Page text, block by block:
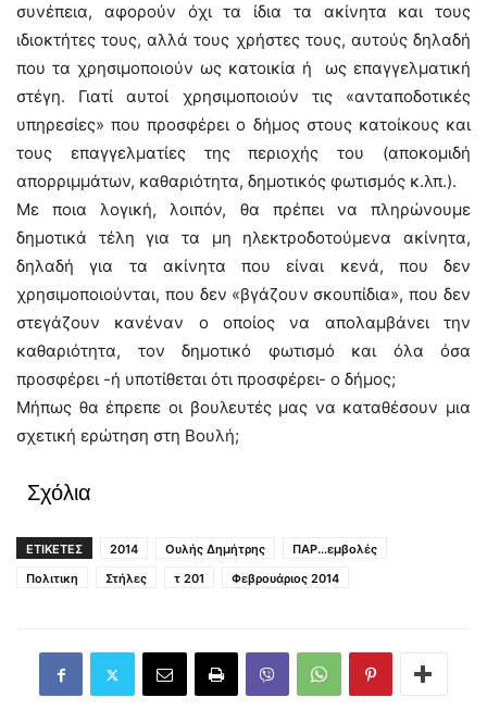
συνέπεια, αφορούν όχι τα ίδια τα ακίνητα και τους
ιδιοκτήτες τους, αλλά τους χρήστες τους, αυτούς δηλαδή
που τα χρησιμοποιούν ως κατοικία ή ως επαγγελματική
στέγη. Γιατί αυτοί χρησιμοποιούν τις «ανταποδοτικές
υπηρεσίες» που προσφέρει ο δήμος στους κατοίκους και
τους επαγγελματίες της περιοχής του (αποκομιδή
απορριμμάτων, καθαριότητα, δημοτικός φωτισμός κ.λπ.).
Με ποια λογική, λοιπόν, θα πρέπει να πληρώνουμε
δημοτικά τέλη για τα μη ηλεκτροδοτούμενα ακίνητα,
δηλαδή για τα ακίνητα που είναι κενά, που δεν
χρησιμοποιούνται, που δεν «βγάζουν σκουπίδια», που δεν
στεγάζουν κανέναν ο οποίος να απολαμβάνει την
καθαριότητα, τον δημοτικό φωτισμό και όλα όσα
προσφέρει -ή υποτίθεται ότι προσφέρει- ο δήμος;
Μήπως θα έπρεπε οι βουλευτές μας να καταθέσουν μια
σχετική ερώτηση στη Βουλή;
Σχόλια
ΕΤΙΚΕΤΕΣ 2014 Ουλής Δημήτρης
ΠΑΡ...εμβολές
Πολιτικη
Στήλες τ 201 Φεβρουάριος 2014